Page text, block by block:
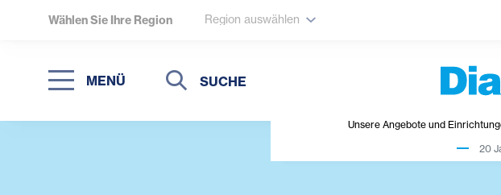
Wählen Sie Ihre Region Region auswählen
MENÜ
Suche
Suche
Unsere Angebote und
20